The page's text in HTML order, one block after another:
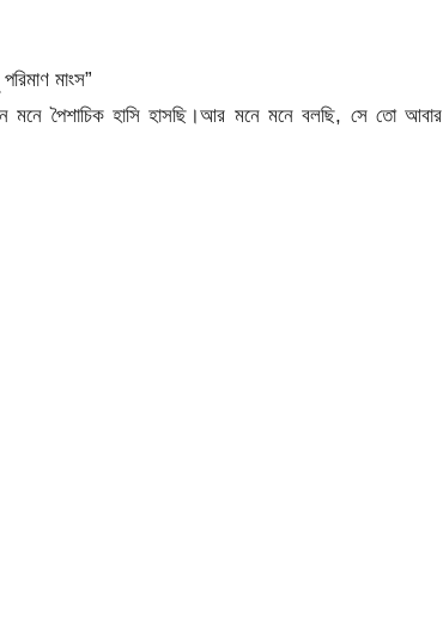
মাংস”
মনে পৈশাচিক হাসি হাসছি।আর মনে মনে বলছি, সে তো আবার